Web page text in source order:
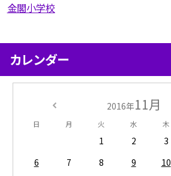
金閣小学校
カレンダー
2016年11月
日 月 火 水 木
1 2 3
6
7 8 9 10